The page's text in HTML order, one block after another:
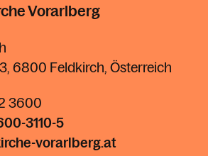
Vorarlberg
6800 Feldkirch, Österreich
3600
3110-5
vorarlberg.at